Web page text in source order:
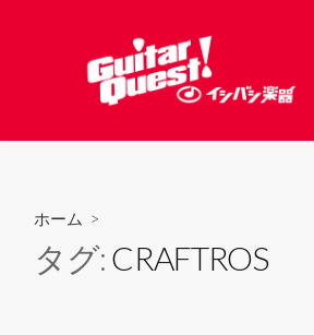
へ
ホーム >
タグ:CRAFTROS